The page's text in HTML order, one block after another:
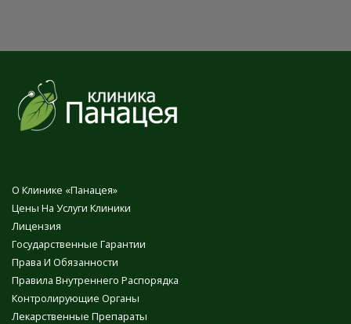
О Клинике «Панацея»
Цены На Услуги Клиники
Лицензия
Государственные Гарантии
Права И Обязанности
Правила Внутреннего Распорядка
Контролирующие Органы
Лекарственные Препараты